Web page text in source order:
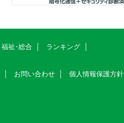
福祉･総合
ランキング
お問い合わせ
個人情報保護方針